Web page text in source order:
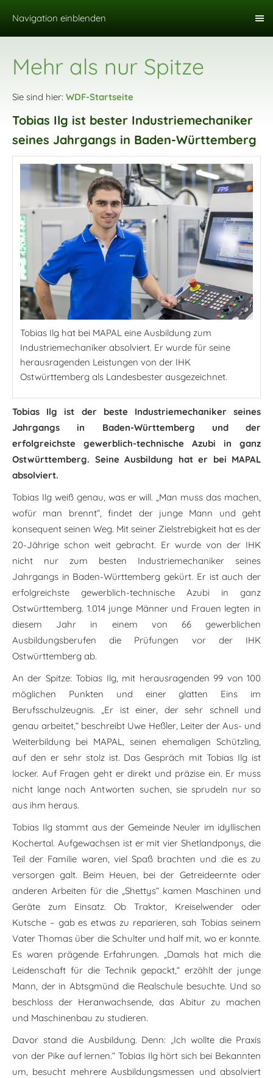
Navigation einblenden
Mehr als nur Spitze
Sie sind hier: WDF-Startseite
Tobias Ilg ist bester Industriemechaniker
seines Jahrgangs in Baden-Württemberg
Tobias Ilg hat bei MAPAL eine Ausbildung zum
Industriemechaniker absolviert. Er wurde für seine
herausragenden Leistungen von der IHK
Ostwürttemberg als Landesbester ausgezeichnet.
Tobias Ilg ist der beste Industriemechaniker seines
Jahrgangs in Baden-Württemberg und der
erfolgreichste gewerblich-technische Azubi in ganz
Ostwürttemberg. Seine Ausbildung hat er bei MAPAL
absolviert.
Tobias Ilg weiß genau, was er will. „Man muss das machen,
wofür man brennt“, findet der junge Mann und geht
konsequent seinen Weg. Mit seiner Zielstrebigkeit hat es der
20-Jährige schon weit gebracht. Er wurde von der IHK
nicht nur zum besten Industriemechaniker seines
Jahrgangs in Baden-Württemberg gekürt. Er ist auch der
erfolgreichste gewerblich-technische Azubi in ganz
Ostwürttemberg. 1.014 junge Männer und Frauen legten in
diesem Jahr in einem von 66 gewerblichen
Ausbildungsberufen die Prüfungen vor der IHK
Ostwürttemberg ab.
An der Spitze: Tobias Ilg, mit herausragenden 99 von 100
möglichen Punkten und einer glatten Eins im
Berufsschulzeugnis. „Er ist einer, der sehr schnell und
genau arbeitet,“ beschreibt Uwe Heßler, Leiter der Aus- und
Weiterbildung bei MAPAL, seinen ehemaligen Schützling,
auf den er sehr stolz ist. Das Gespräch mit Tobias Ilg ist
locker. Auf Fragen geht er direkt und präzise ein. Er muss
nicht lange nach Antworten suchen, sie sprudeln nur so
aus ihm heraus.
Tobias Ilg stammt aus der Gemeinde Neuler im idyllischen
Kochertal. Aufgewachsen ist er mit vier Shetlandponys, die
Teil der Familie waren, viel Spaß brachten und die es zu
versorgen galt. Beim Heuen, bei der Getreideernte oder
anderen Arbeiten für die „Shettys“ kamen Maschinen und
Geräte zum Einsatz. Ob Traktor, Kreiselwender oder
Kutsche – gab es etwas zu reparieren, sah Tobias seinem
Vater Thomas über die Schulter und half mit, wo er konnte.
Es waren prägende Erfahrungen. „Damals hat mich die
Leidenschaft für die Technik gepackt,“ erzählt der junge
Mann, der in Abtsgmünd die Realschule besuchte. Und so
beschloss der Heranwachsende, das Abitur zu machen
und Maschinenbau zu studieren.
Davor stand die Ausbildung. Denn: „Ich wollte die Praxis
von der Pike auf lernen.“ Tobias Ilg hört sich bei Bekannten
um, besucht mehrere Ausbildungsmessen und absolviert